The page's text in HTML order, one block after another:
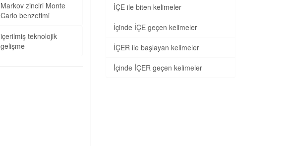
Markov zinciri Monte
Carlo benzetimi
içerilmiş teknolojik
gelişme
İÇE ile biten kelimeler
İçinde İÇE geçen kelimeler
İÇER ile başlayan kelimeler
İçinde İÇER geçen kelimeler